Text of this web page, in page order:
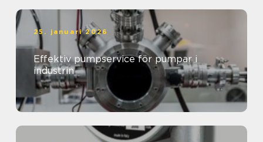
25. januari 2026
Effektiv pumpservice för pumpar i
industrin